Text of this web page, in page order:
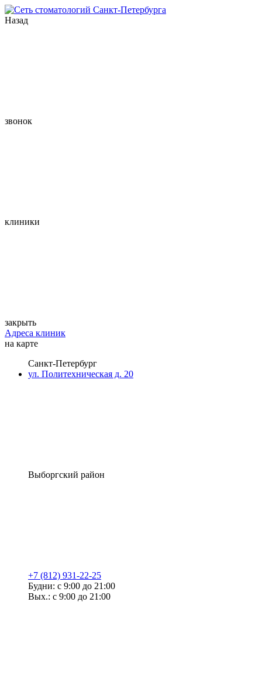
Назад
звонок
клиники
закрыть
Адреса клиник
на карте
Санкт-Петербург
ул. Политехническая д. 20
Выборгский район
+7 (812) 931-22-25
Будни: с 9:00 до 21:00
Вых.: с 9:00 до 21:00